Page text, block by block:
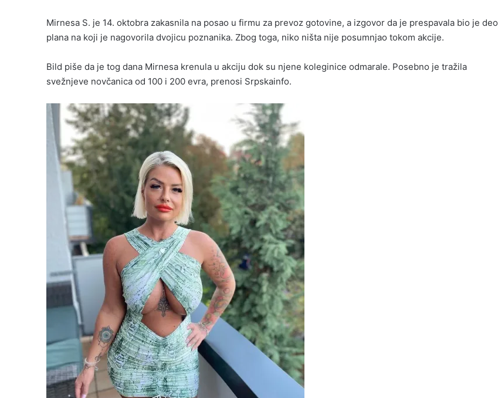
Mirnesa S. je 14. oktobra zakasnila na posao u firmu za prevoz gotovine, a izgovor da je prespavala bio je deo
plana na koji je nagovorila dvojicu poznanika. Zbog toga, niko ništa nije posumnjao tokom akcije.
Bild piše da je tog dana Mirnesa krenula u akciju dok su njene koleginice odmarale. Posebno je tražila
svežnjeve novčanica od 100 i 200 evra, prenosi Srpskainfo.